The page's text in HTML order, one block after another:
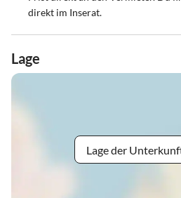
direkt im Inserat.
Lage
Lage der